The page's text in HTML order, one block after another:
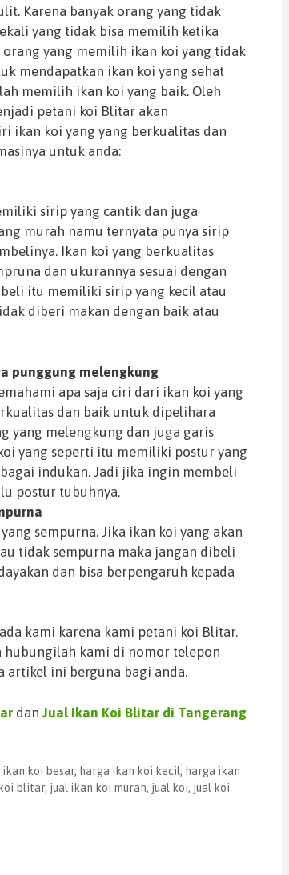
Karena banyak orang yang tidak
yang tidak bisa memilih ketika
yang memilih ikan koi yang tidak
mendapatkan ikan koi yang sehat
memilih ikan koi yang baik. Oleh
petani koi Blitar akan
ikan koi yang yang berkualitas dan
untuk anda:
sirip yang cantik dan juga
murah namu ternyata punya sirip
Ikan koi yang berkualitas
dan ukurannya sesuai dengan
itu memiliki sirip yang kecil atau
diberi makan dengan baik atau
punggung melengkung
apa saja ciri dari ikan koi yang
dan baik untuk dipelihara
yang melengkung dan juga garis
yang seperti itu memiliki postur yang
indukan. Jadi jika ingin membeli
postur tubuhnya.
sempurna. Jika ikan koi yang akan
tidak sempurna maka jangan dibeli
dan bisa berpengaruh kepada
kami karena kami petani koi Blitar.
hubungilah kami di nomor telepon
artikel ini berguna bagi anda.
dan Jual Ikan Koi Blitar di Tangerang
ikan koi besar, harga ikan koi kecil, harga ikan
blitar, jual ikan koi murah, jual koi, jual koi